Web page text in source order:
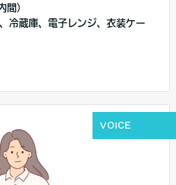
間）
冷蔵庫、電子レンジ、衣装ケー
VOICE